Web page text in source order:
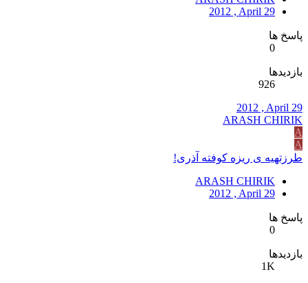
2012 , April 29
پاسخ ها
0
بازدیدها
926
2012 , April 29
ARASH CHIRIK
A
A
طرزتهیه ی ریزه کوفته آذری!
ARASH CHIRIK
2012 , April 29
پاسخ ها
0
بازدیدها
1K